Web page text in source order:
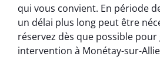
qui vous convient. En période
un délai plus long peut être
réservez dès que possible
intervention à Monétay-sur-